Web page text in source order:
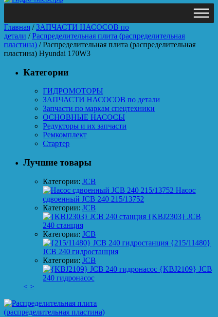
Главная /ЗАПЧАСТИ НАСОСОВ по
детали /Распределительная плита (распределительная
пластина) / Распределительная плита (распределительная
пластина) Hyundai 170W3
Категории
ГИДРОМОТОРЫ
ЗАПЧАСТИ НАСОСОВ по детали
Запчасти по маркам спецтехники
ОСНОВНЫЕ НАСОСЫ
Редукторы и их запчасти
Ремкомплект
Стартер
Лучшие товары
Категории: JCB
Насос
сдвоенный JCB 240 215/13752
Категории: JCB
{KBJ2303} JCB
240 станция
Категории: JCB
{215/11480}
JCB 240 гидростанция
Категории: JCB
{KBJ2109} JCB
240 гидронасос
< >